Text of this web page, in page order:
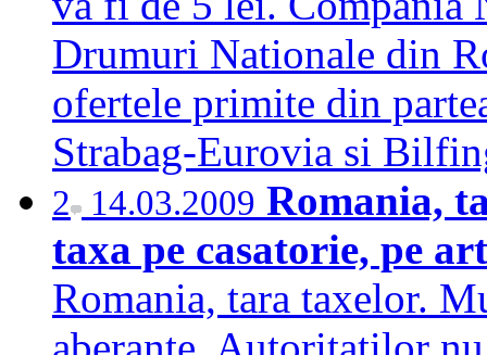
Drumuri Nationale din
ofertele primite din
Strabag-Eurovia si
2 14.03.2009 Romania,
taxa pe casatorie, pe
Romania, tara taxelor.